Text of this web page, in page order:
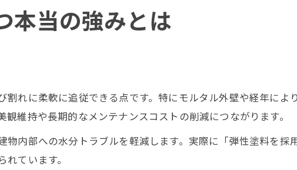
本当の強みとは
れに柔軟に追従できる点です。特にモルタル外壁や経年によ
維持や長期的なメンテナンスコストの削減につながります。
内部への水分トラブルを軽減します。実際に「弾性塗料を採
ています。